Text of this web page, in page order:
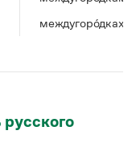
пунктуации
междугоро́дках